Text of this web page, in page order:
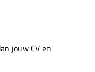
jouw CV en